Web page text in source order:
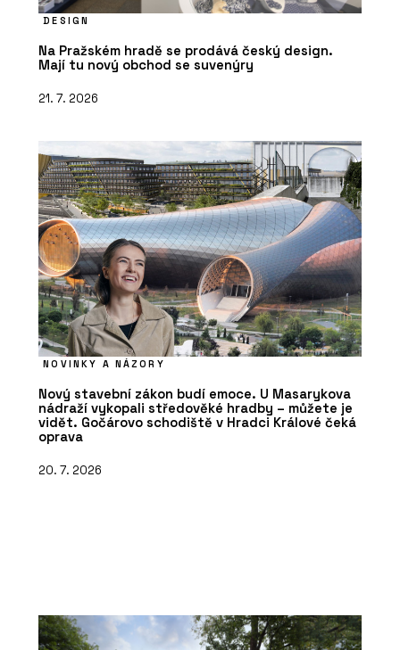
DESIGN
Na Pražském hradě se prodává český design.
Mají tu nový obchod se suvenýry
21. 7. 2026
NOVINKY A NÁZORY
Nový stavební zákon budí emoce. U Masarykova
nádraží vykopali středověké hradby – můžete je
vidět. Gočárovo schodiště v Hradci Králové čeká
oprava
20. 7. 2026